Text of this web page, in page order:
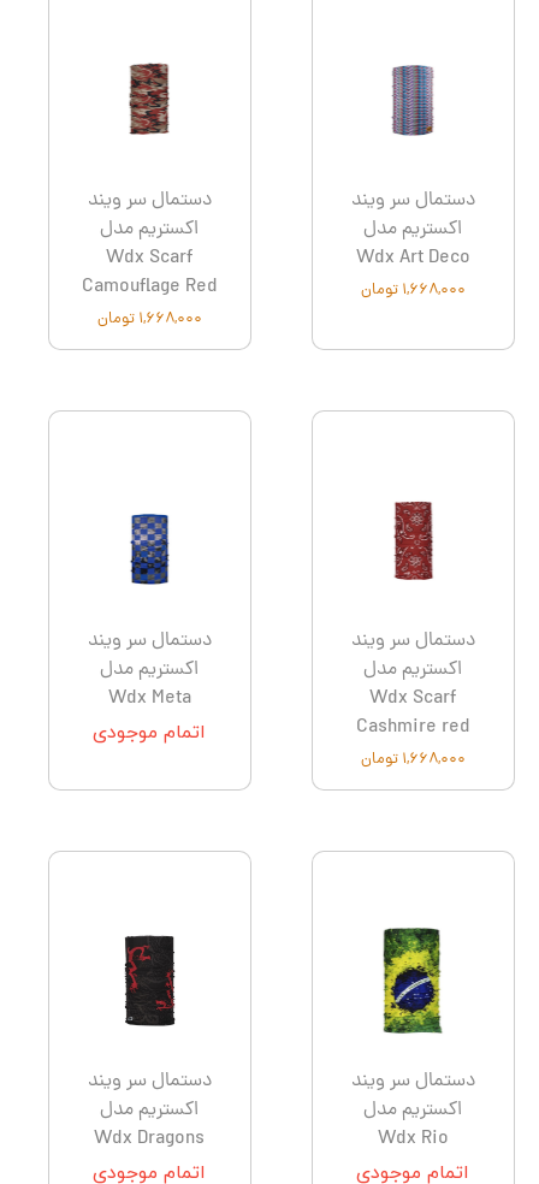
دستمال سر ویند
اکستریم مدل
Wdx Art Deco
۱,۶۶۸,۰۰۰ تومان
دستمال سر ویند
اکستریم مدل
Wdx Scarf
Camouflage Red
۱,۶۶۸,۰۰۰ تومان
دستمال سر ویند
اکستریم مدل
Wdx Scarf
Cashmire red
۱,۶۶۸,۰۰۰ تومان
دستمال سر ویند
اکستریم مدل
Wdx Meta
اتمام موجودی
دستمال سر ویند
اکستریم مدل
Wdx Rio
اتمام موجودی
دستمال سر ویند
اکستریم مدل
Wdx Dragons
اتمام موجودی